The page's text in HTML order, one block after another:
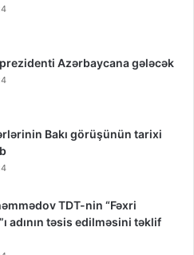
Azərbaycana gələcək
Bakı görüşünün tarixi
TDT-nin “Fəxri
adının təsis edilməsini təklif